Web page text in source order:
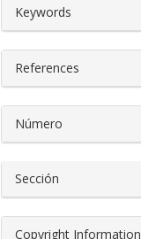
Keywords
References
Número
Sección
Copyright Information